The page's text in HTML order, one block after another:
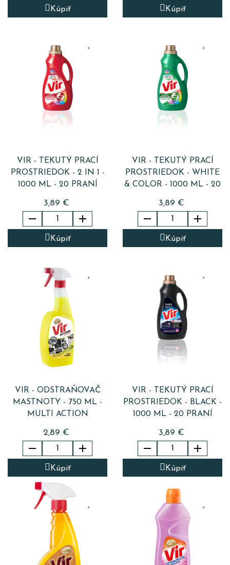
Kúpiť Kúpiť
VIR - TEKUTÝ PRACÍ
PROSTRIEDOK - 2 IN 1 -
1000 ML - 20 PRANÍ
3,89 €
 
Kúpiť
VIR - TEKUTÝ PRACÍ
PROSTRIEDOK - WHITE
& COLOR - 1000 ML - 20
3,89 €
 
Kúpiť
VIR - ODSTRAŇOVAČ
MASTNOTY - 750 ML -
MULTI ACTION
2,89 €
 
Kúpiť
VIR - TEKUTÝ PRACÍ
PROSTRIEDOK - BLACK -
1000 ML - 20 PRANÍ
3,89 €
 
Kúpiť